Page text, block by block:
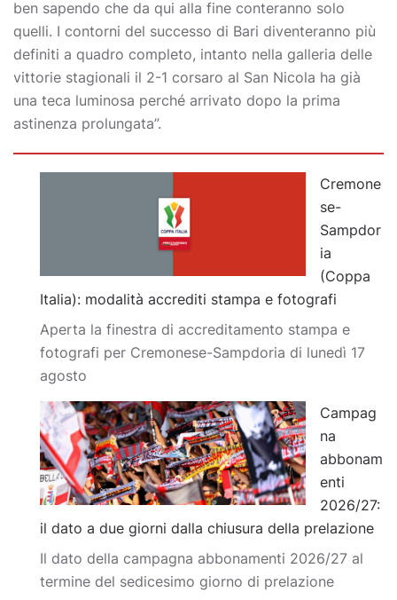
ben sapendo che da qui alla fine conteranno solo
quelli. I contorni del successo di Bari diventeranno più
definiti a quadro completo, intanto nella galleria delle
vittorie stagionali il 2-1 corsaro al San Nicola ha già
una teca luminosa perché arrivato dopo la prima
astinenza prolungata”.
Cremone
se-
Sampdor
ia
(Coppa
Italia): modalità accrediti stampa e fotografi
Aperta la finestra di accreditamento stampa e
fotografi per Cremonese-Sampdoria di lunedì 17
agosto
Campag
na
abbonam
enti
2026/27:
il dato a due giorni dalla chiusura della prelazione
Il dato della campagna abbonamenti 2026/27 al
termine del sedicesimo giorno di prelazione